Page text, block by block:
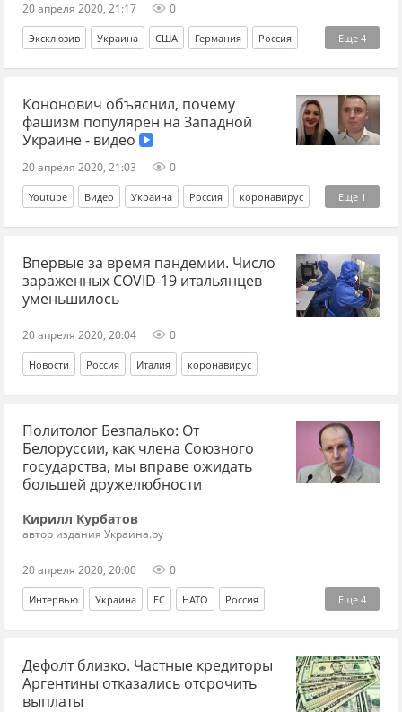
20 апреля 2020, 21:17 0
Еще 4
Эксклюзив Украина США Германия Россия
эпидемия Италия коронавирус пандемия
Кононович объяснил, почему
фашизм популярен на Западной
Украине - видео
20 апреля 2020, 21:03 0
Еще 1
Youtube Видео Украина Россия коронавирус
фашизм
Впервые за время пандемии. Число
зараженных COVID-19 итальянцев
уменьшилось
20 апреля 2020, 20:04 0
Новости Россия Италия коронавирус
Политолог Безпалько: От
Белоруссии, как члена Союзного
государства, мы вправе ожидать
большей дружелюбности
Кирилл Курбатов
автор издания Украина.ру
20 апреля 2020, 20:00 0
Еще 4
Интервью Украина ЕС НАТО Россия
энергетика Белоруссия геополитика COVID-2019
Дефолт близко. Частные кредиторы
Аргентины отказались отсрочить
выплаты